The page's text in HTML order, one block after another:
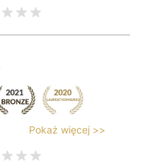
Pokaż więcej >>